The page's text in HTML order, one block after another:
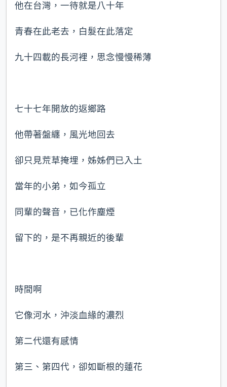
他在台灣，一待就是八十年
青春在此老去，白髮在此落定
九十四載的長河裡，思念慢慢稀薄
七十七年開放的返鄉路
他帶著盤纏，風光地回去
卻只見荒草掩埋，姊姊們已入土
當年的小弟，如今孤立
同輩的聲音，已化作塵煙
留下的，是不再親近的後輩
時間啊
它像河水，沖淡血緣的濃烈
第二代還有感情
第三、第四代，卻如斷根的蓮花